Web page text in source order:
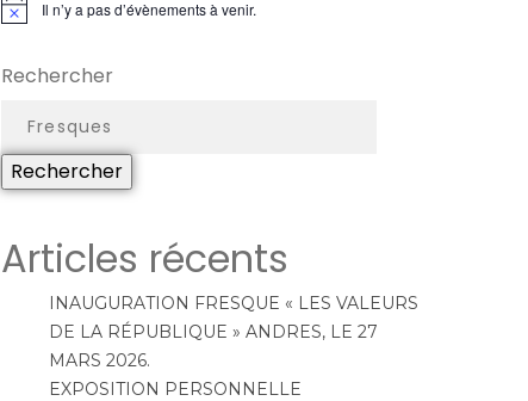
N
i
Il n’y a pas d’évènements à venir.
Rechercher
Rechercher
Articles récents
INAUGURATION FRESQUE « LES VALEURS
DE LA RÉPUBLIQUE » ANDRES, LE 27
MARS 2026.
EXPOSITION PERSONNELLE